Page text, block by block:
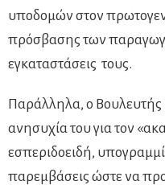
υποδομών στον
πρόσβασης των
εγκαταστάσεις τους.
Παράλληλα, ο Βουλευτής
ανησυχία του για τον
εσπεριδοειδή,
παρεμβάσεις ώστε να